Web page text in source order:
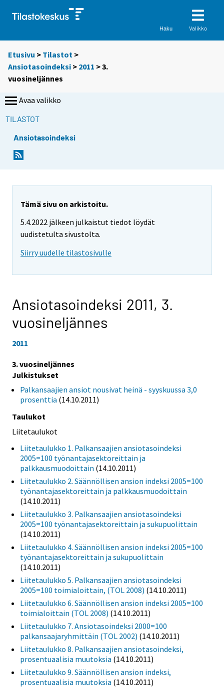
Haku Valikko
Etusivu > Tilastot >
Ansiotasoindeksi > 2011 >3.
vuosineljännes
Avaa valikko
TILASTOT
Ansiotasoindeksi
Tämä sivu on arkistoitu.
5.4.2022 jälkeen julkaistut tiedot löydät
uudistetulta sivustolta.
Siirry uudelle tilastosivulle
Ansiotasoindeksi 2011, 3.
vuosineljännes
2011
3. vuosineljännes
Julkistukset
Palkansaajien ansiot nousivat heinä - syyskuussa 3,0
prosenttia (14.10.2011)
Taulukot
Liitetaulukot
Liitetaulukko 1. Palkansaajien ansiotasoindeksi
2005=100 työnantajasektoreittain ja
palkkausmuodoittain (14.10.2011)
Liitetaulukko 2. Säännöllisen ansion indeksi 2005=100
työnantajasektoreittain ja palkkausmuodoittain
(14.10.2011)
Liitetaulukko 3. Palkansaajien ansiotasoindeksi
2005=100 työnantajasektoreittain ja sukupuolittain
(14.10.2011)
Liitetaulukko 4. Säännöllisen ansion indeksi 2005=100
työnantajasektoreittain ja sukupuolittain
(14.10.2011)
Liitetaulukko 5. Palkansaajien ansiotasoindeksi
2005=100 toimialoittain, (TOL 2008) (14.10.2011)
Liitetaulukko 6. Säännöllisen ansion indeksi 2005=100
toimialoittain (TOL 2008) (14.10.2011)
Liitetaulukko 7. Ansiotasoindeksi 2000=100
palkansaajaryhmittäin (TOL 2002) (14.10.2011)
Liitetaulukko 8. Palkansaajien ansiotasoindeksi,
prosentuaalisia muutoksia (14.10.2011)
Liitetaulukko 9. Säännöllisen ansion indeksi,
prosentuaalisia muutoksia (14.10.2011)